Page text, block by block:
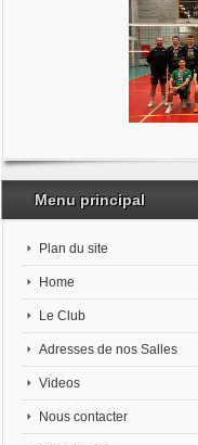
Documents
Menu principal
Plan du site
Home
Le Club
Adresses de nos Salles
Videos
Nous contacter